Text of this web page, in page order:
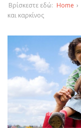
Βρίσκεστε εδώ: Home ›
και καρκίνος